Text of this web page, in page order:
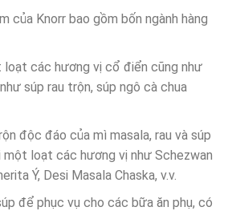
của Knorr bao gồm bốn ngành hàng
loạt các hương vị cổ điển cũng như
súp rau trộn, súp ngô cà chua
độc đáo của mì masala, rau và súp
một loạt các hương vị như Schezwan
Ý, Desi Masala Chaska, v.v.
để phục vụ cho các bữa ăn phụ, có